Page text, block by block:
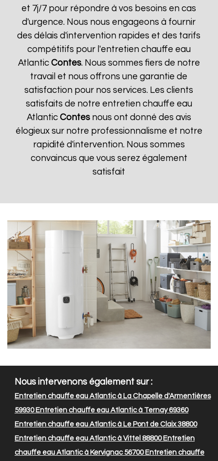
et 7j/7 pour répondre à vos besoins en cas
d'urgence. Nous nous engageons à fournir
des délais d'intervention rapides et des tarifs
compétitifs pour l'entretien chauffe eau
Atlantic Contes. Nous sommes fiers de notre
travail et nous offrons une garantie de
satisfaction pour nos services. Les clients
satisfaits de notre entretien chauffe eau
Atlantic Contesnous ont donné des avis
élogieux sur notre professionnalisme et notre
rapidité d'intervention. Nous sommes
convaincus que vous serez également
satisfait
Nous intervenons également sur :
Entretien chauffe eau Atlantic à La Chapelle d'Armentières
59930Entretien chauffe eau Atlantic à Ternay 69360
Entretien chauffe eau Atlantic à Le Pont de Claix 38800
Entretien chauffe eau Atlantic à Vittel 88800Entretien
chauffe eau Atlantic à Kervignac 56700Entretien chauffe